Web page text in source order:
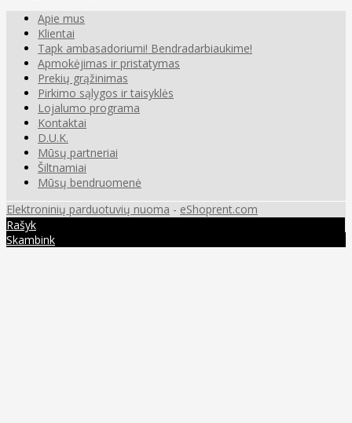
Apie mus
Klientai
Tapk ambasadoriumi! Bendradarbiaukime!
Apmokėjimas ir pristatymas
Prekių grąžinimas
Pirkimo sąlygos ir taisyklės
Lojalumo programa
Kontaktai
D.U.K.
Mūsų partneriai
Šiltnamiai
Mūsų bendruomenė
Elektroninių parduotuvių nuoma - eShoprent.com
Rašyk
Skambink